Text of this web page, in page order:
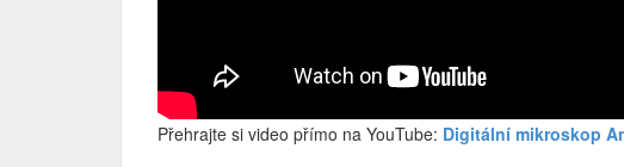
Přehrajte si video přímo na YouTube: Digitální mikroskop